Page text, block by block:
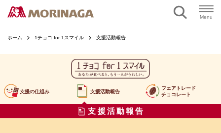
Menu
ホーム 1チョコ for 1スマイル 支援活動報告
支援の仕組み 支援活動報告
フェアトレード
チョコレート
支援活動報告